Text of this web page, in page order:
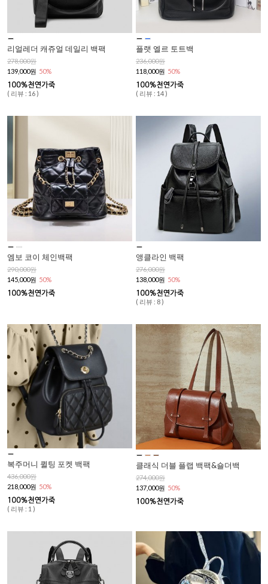
리얼레더 캐쥬얼 데일리 백팩
278,000원
139,000원 50%
( 리뷰 : 16 )
플랫 엘르 토트백
236,000원
118,000원 50%
( 리뷰 : 14 )
엠보 코이 체인백팩
290,000원
145,000원 50%
앵클라인 백팩
276,000원
138,000원 50%
( 리뷰 : 8 )
복주머니 퀼팅 포켓 백팩
436,000원
218,000원 50%
( 리뷰 : 1 )
클래식 더블 플랩 백팩&숄더백
274,000원
137,000원 50%